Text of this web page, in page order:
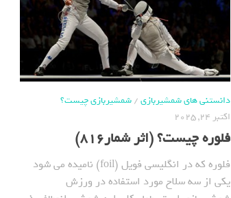
دانستنی های شمشیربازی/شمشیربازی چیست؟
اکتبر 24, 2025
فلوره چیست؟ (اثر شمار816)
فلوره که در انگلیسی فویل (foil) نامیده می شود
یکی از سه سلاح مورد استفاده در ورزش